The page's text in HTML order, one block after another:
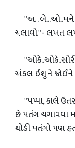
"અ... બે...ઓ..મને
ચલાવો."- લખત
અંકલ ઈશુને જોઈને
"પપ્પા, કાલે
છે પતંગ ચગાવવા
થોડી પતંગો પણ